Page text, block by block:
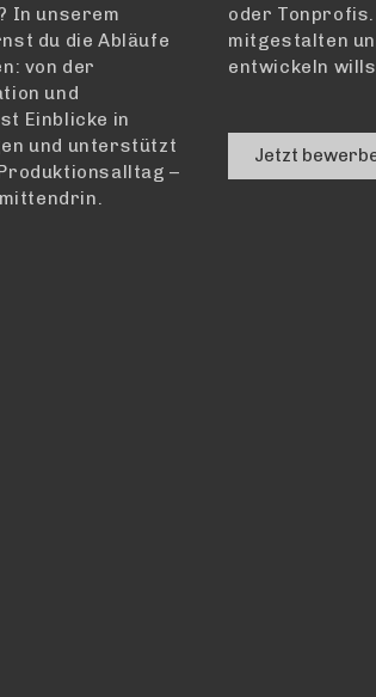
In unserem
du die Abläufe
von der
und
Einblicke in
und unterstützt
–
oder Tonprofis.
mitgestalten
entwickeln
Jetzt